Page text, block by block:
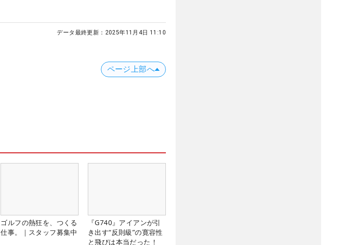
データ最終更新： 2025年11月4日 11:10
ページ上部へ
ゴルフの熱狂を、つくる
仕事。｜スタッフ募集中
『G740』アイアンが引
き出す“反則級”の寛容性
と飛びは本当だった！